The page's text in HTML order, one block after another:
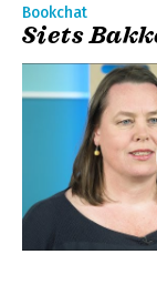
Bookchat
Siets